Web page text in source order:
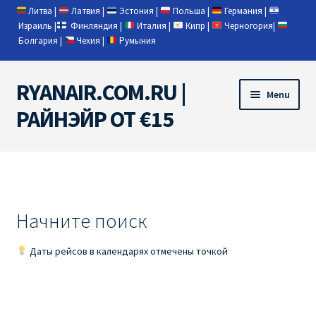
Литва | Латвия | Эстония | Польша | Германия |
Израиль | Финляндия | Италия | Кипр | Черногория|
Болгария | Чехия | Румыния
Skip
to
navigation
Skip
to
content
RYANAIR.COM.RU |
РАЙНЭЙР ОТ €15
Menu
RYANAIR PL ОТ € 9
Начните поиск
Даты рейсов в календарях отмечены точкой